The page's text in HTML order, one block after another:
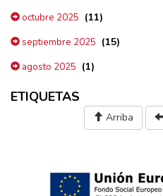
octubre 2025 (11)
septiembre 2025 (15)
agosto 2025 (1)
ETIQUETAS
Arriba